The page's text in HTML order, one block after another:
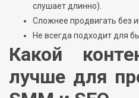
слушает длинно).
Сложнее продвигать без
Не всегда подходит для
Какой
лучше для